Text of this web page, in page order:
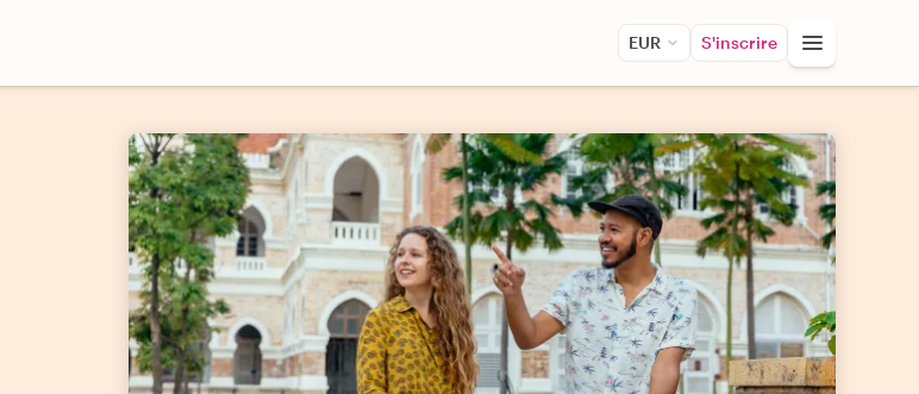
EUR S'inscrire